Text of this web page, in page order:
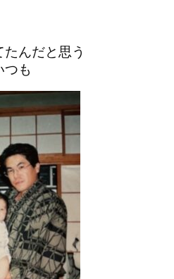
んだと思う
も